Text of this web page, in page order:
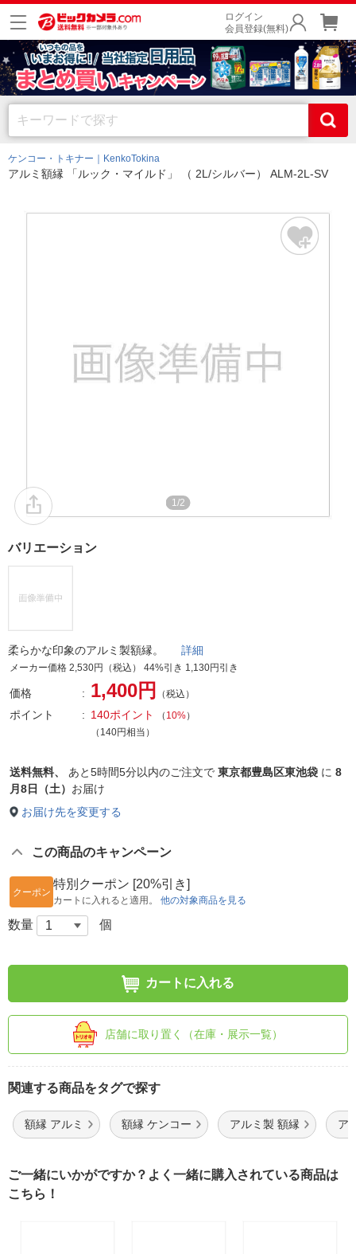
ログイン
会員登録(無料)
ケンコー・トキナー｜KenkoTokina
アルミ額縁 「ルック・マイルド」 （ 2L/シルバー） ALM-2L-SV
1/2
バリエーション
柔らかな印象のアルミ製額縁。 詳細
メーカー価格 2,530円（税込） 44%引き 1,130円引き
価格 1,400円 （税込）
ポイント 140ポイント （ 10%）
（140円相当）
送料無料、 あと5時間5分以内のご注文で 東京都豊島区東池袋 に 8
月8日（土） お届け
お届け先を変更する
この商品のキャンペーン
クーポン
特別クーポン [20%引き]
カートに入れると適用。 他の対象商品を見る
数量 個
カートに入れる
店舗に取り置く（在庫・展示一覧）
関連する商品をタグで探す
額縁 アルミ 額縁 ケンコー アルミ製 額縁 ア
ご一緒にいかがですか？よく一緒に購入されている商品は
こちら！